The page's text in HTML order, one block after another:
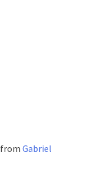
from Gabriel